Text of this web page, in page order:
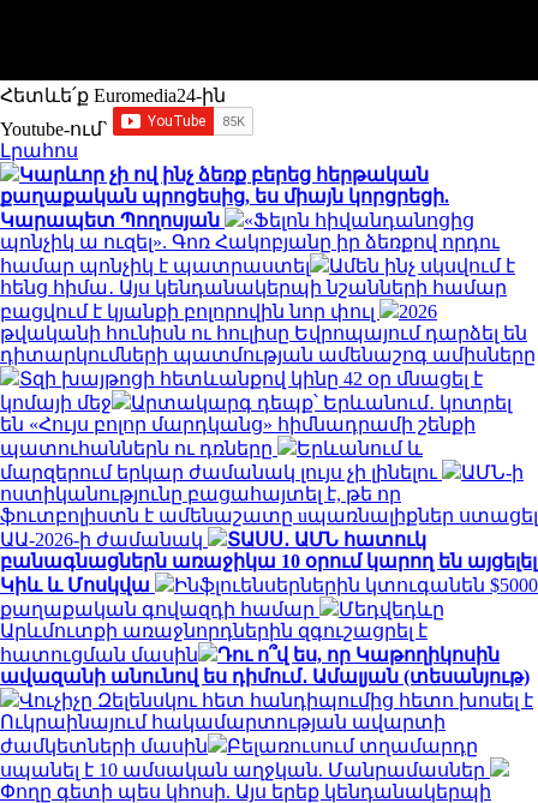
Հետևե՛ք Euromedia24-ին
Youtube-ում`
Լրահոս
Կարևոր չի ով ինչ ձեռք բերեց հերթական
քաղաքական պրոցեսից, ես միայն կորցրեցի.
Կարապետ Պողոսյան
«Ֆելոն հիվանդանոցից
պոնչիկ ա ուզել». Գոռ Հակոբյանը իր ձեռքով որդու
համար պոնչիկ է պատրաստել
Ամեն ինչ սկսվում է
հենց հիմա․ Այս կենդանակերպի նշանների համար
բացվում է կյանքի բոլորովին նոր փուլ
2026
թվականի հունիսն ու հուլիսը Եվրոպայում դարձել են
դիտարկումների պատմության ամենաշոգ ամիսները
Տզի խայթոցի հետևանքով կինը 42 օր մնացել է
կոմայի մեջ
Արտակարգ դեպք՝ Երևանում․ կոտրել
են «Հույս բոլոր մարդկանց» հիմնադրամի շենքի
պատուհաններն ու դռները
Երևանում և
մարզերում երկար ժամանակ լույս չի լինելու
ԱՄՆ-ի
ոստիկանությունը բացահայտել է, թե որ
ֆուտբոլիստն է ամենաշատը uպառնալիքներ ստացել
ԱԱ-2026-ի ժամանակ
ՏԱՍՍ․ ԱՄՆ հատուկ
բանագնացներն առաջիկա 10 օրում կարող են այցելել
Կիև և Մոսկվա
Ինֆլուենսերներին կտուգանեն $5000
քաղաքական գովազդի համար
Մեդվեդևը
Արևմուտքի առաջնորդներին զգուշացրել է
հատուցման մասին
Դու ո՞վ ես, որ Կաթողիկոսին
ավազանի անունով ես դիմում․ Ամալյան (տեսանյութ)
Վուչիչը Զելենսկու հետ հանդիպումից հետո խոսել է
Ուկրաինայում հակամարտության ավարտի
ժամկետների մասին
Բելառուսում տղամարդը
սպանել է 10 ամսական աղջկան. Մանրամասներ
Փողը գետի պես կհոսի. Այս երեք կենդանակերպի